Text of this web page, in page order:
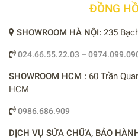
ĐỒNG
SHOWROOM HÀ NỘI: 235
024.66.55.22.03 –
SHOWROOM HCM : 60 Trần
HCM
0986.686.909
DỊCH VỤ SỬA CHỮA, BẢO